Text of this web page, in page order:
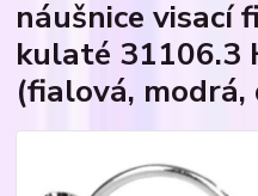
náušnice visací
kulaté 31106.3
(fialová, modrá,